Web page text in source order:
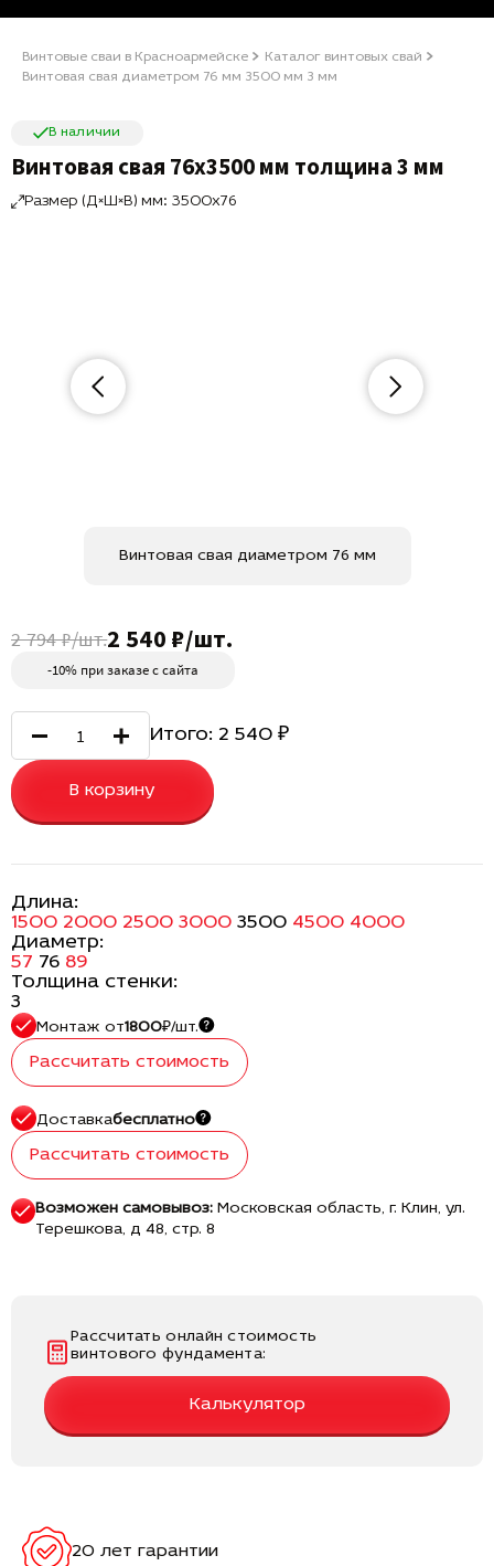
Винтовые сваи в Красноармейске
Каталог винтовых свай
Винтовая свая диаметром 76 мм 3500 мм 3 мм
В наличии
Винтовая свая 76х3500 мм толщина 3 мм
Размер (Д×Ш×В) мм: 3500x76
2 794 ₽/шт.2 540 ₽/шт.
-10% при заказе с сайта
Итого: 2 540 ₽
В корзину
Длина:
1500 2000 2500 3000 3500 4500 4000
Диаметр:
57 76 89
Толщина стенки:
3
Монтаж от1800₽/шт.
Рассчитать стоимость
Доставкабесплатно
Рассчитать стоимость
Возможен самовывоз:Московская область, г. Клин, ул.
Терешкова, д 48, стр. 8
Рассчитать онлайн стоимость
винтового фундамента:
Калькулятор
Винтовая свая диаметром 76 мм
20 лет гарантии